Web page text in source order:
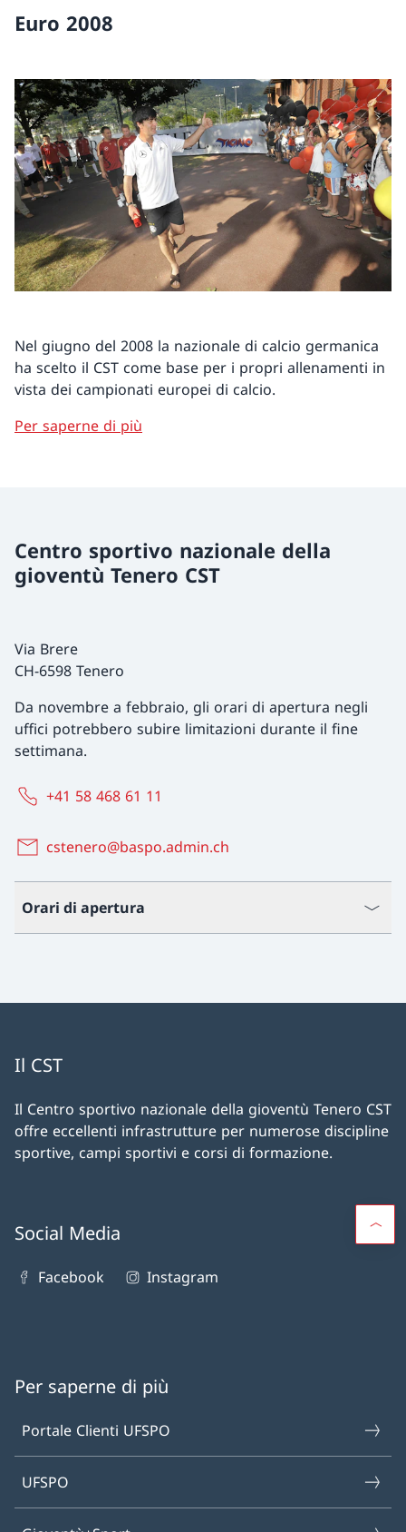
Euro 2008
Nel giugno del 2008 la nazionale di calcio germanica
ha scelto il CST come base per i propri allenamenti in
vista dei campionati europei di calcio.
Per saperne di più
Centro sportivo nazionale della
gioventù Tenero CST
Via Brere
CH-6598 Tenero
Da novembre a febbraio, gli orari di apertura negli
uffici potrebbero subire limitazioni durante il fine
settimana.
+41 58 468 61 11
cstenero@baspo.admin.ch
Orari di apertura
Il CST
Il Centro sportivo nazionale della gioventù Tenero CST
offre eccellenti infrastrutture per numerose discipline
sportive, campi sportivi e corsi di formazione.
Social Media
Facebook Instagram
Per saperne di più
Portale Clienti UFSPO
UFSPO